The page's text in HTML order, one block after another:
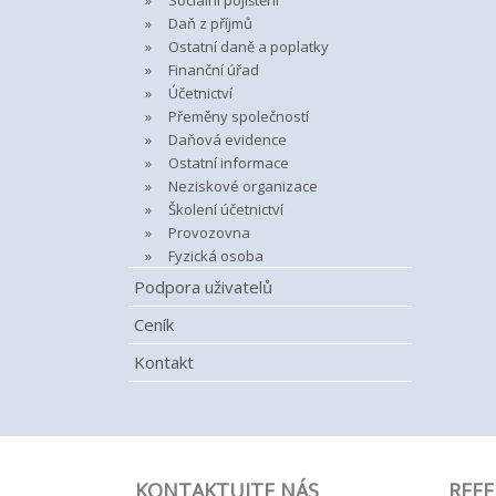
Daň z příjmů
Ostatní daně a poplatky
Finanční úřad
Účetnictví
Přeměny společností
Daňová evidence
Ostatní informace
Neziskové organizace
Školení účetnictví
Provozovna
Fyzická osoba
Podpora uživatelů
Ceník
Kontakt
KONTAKTUJTE NÁS